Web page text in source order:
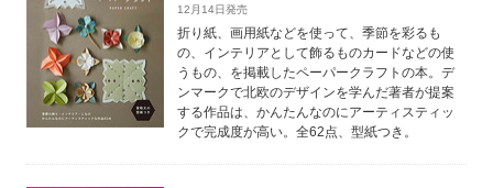
12月14日発売
折り紙、画用紙などを使って、季節を彩るも
の、インテリアとして飾るものカードなどの使
うもの、を掲載したペーパークラフトの本。デ
ンマークで北欧のデザインを学んだ著者が提案
する作品は、かんたんなのにアーティスティッ
クで完成度が高い。全62点、型紙つき。